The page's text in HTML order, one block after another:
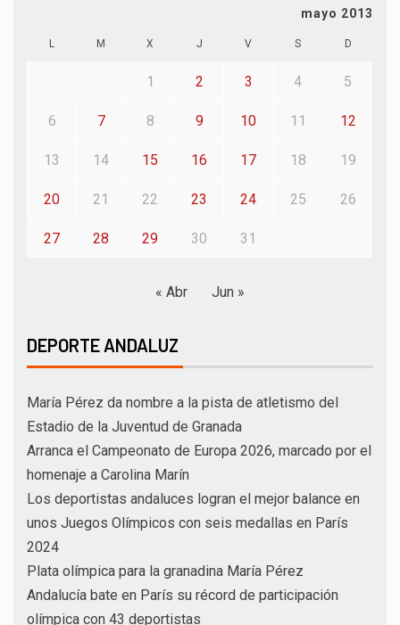
mayo 2013
L M X J V S D
1 2 3 4 5
6 7 8 9 10 11 12
13 14 15 16 17 18 19
20 21 22 23 24 25 26
27 28 29 30 31
« Abr Jun »
DEPORTE ANDALUZ
María Pérez da nombre a la pista de atletismo del
Estadio de la Juventud de Granada
Arranca el Campeonato de Europa 2026, marcado por el
homenaje a Carolina Marín
Los deportistas andaluces logran el mejor balance en
unos Juegos Olímpicos con seis medallas en París
2024
Plata olímpica para la granadina María Pérez
Andalucía bate en París su récord de participación
olímpica con 43 deportistas